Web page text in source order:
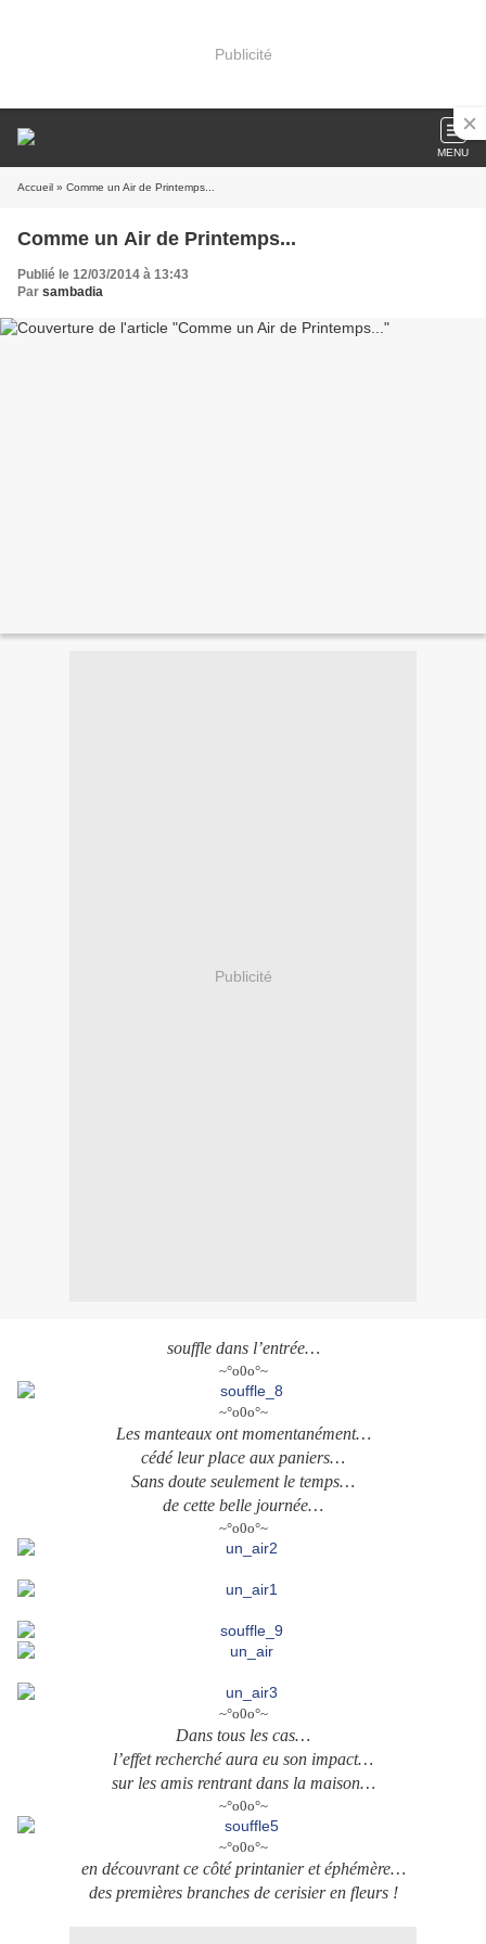
Publicité
MENU
Accueil » Comme un Air de Printemps...
Comme un Air de Printemps...
Publié le 12/03/2014 à 13:43
Par sambadia
Publicité
souffle dans l’entrée…
~°o0o°~
~°o0o°~
Les manteaux ont momentanément…
cédé leur place aux paniers…
Sans doute seulement le temps…
de cette belle journée…
~°o0o°~
~°o0o°~
Dans tous les cas…
l’effet recherché aura eu son impact…
sur les amis rentrant dans la maison…
~°o0o°~
~°o0o°~
en découvrant ce côté printanier et éphémère…
des premières branches de cerisier en fleurs !